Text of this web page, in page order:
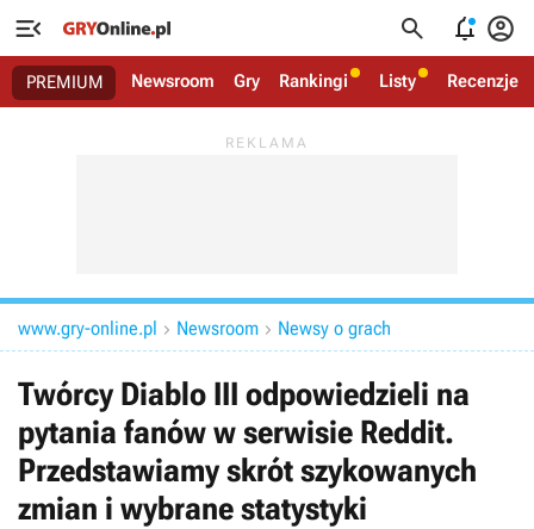
   
PREMIUM Newsroom Gry Rankingi Listy Recenzje
www.gry-online.pl  Newsroom  Newsy o grach
Twórcy Diablo III odpowiedzieli na
pytania fanów w serwisie Reddit.
Przedstawiamy skrót szykowanych
zmian i wybrane statystyki